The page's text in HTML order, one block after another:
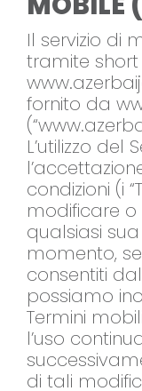
Il servizio di
tramite
fornito da
L’utilizzo del
condizioni (i
modificare o
qualsiasi
momento,
consentiti
possiamo
Termini
l’uso
di tali